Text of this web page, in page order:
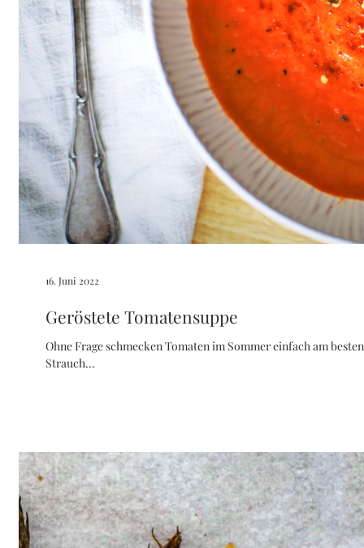
Geröstete Tomatensuppe
Ohne Frage schmecken Tomaten im Sommer einfach am
Strauch...
16. Juni 2022